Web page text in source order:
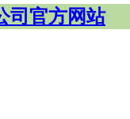
司官方网站